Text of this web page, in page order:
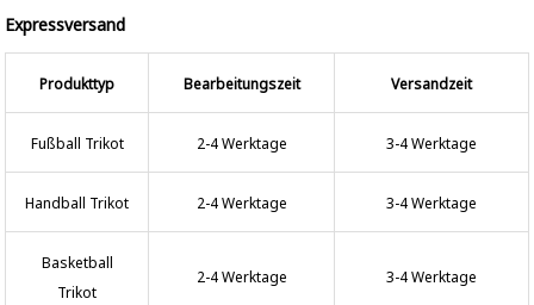
Expressversand
Produkttyp Bearbeitungszeit Versandzeit
Fußball Trikot 2-4 Werktage 3-4 Werktage
Handball Trikot 2-4 Werktage 3-4 Werktage
Basketball
Trikot
2-4 Werktage 3-4 Werktage